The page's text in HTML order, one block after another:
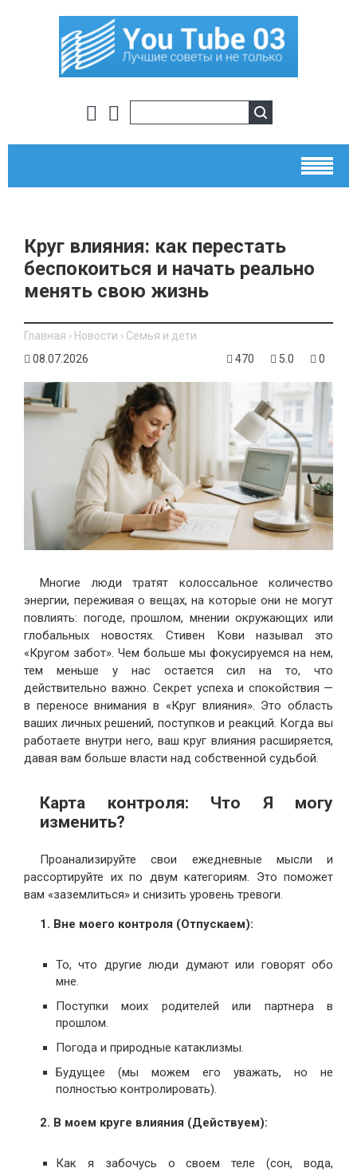
Круг влияния: как перестать
беспокоиться и начать реально
менять свою жизнь
Главная › Новости › Семья и дети
08.07.2026
470 5.0 0
Многие люди тратят колоссальное количество
энергии, переживая о вещах, на которые они не могут
повлиять: погоде, прошлом, мнении окружающих или
глобальных новостях. Стивен Кови называл это
«Кругом забот». Чем больше мы фокусируемся на нем,
тем меньше у нас остается сил на то, что
действительно важно. Секрет успеха и спокойствия —
в переносе внимания в «Круг влияния». Это область
ваших личных решений, поступков и реакций. Когда вы
работаете внутри него, ваш круг влияния расширяется,
давая вам больше власти над собственной судьбой.
Карта контроля: Что Я могу
изменить?
Проанализируйте свои ежедневные мысли и
рассортируйте их по двум категориям. Это поможет
вам «заземлиться» и снизить уровень тревоги.
1. Вне моего контроля (Отпускаем):
То, что другие люди думают или говорят обо
мне.
Поступки моих родителей или партнера в
прошлом.
Погода и природные катаклизмы.
Будущее (мы можем его уважать, но не
полностью контролировать).
2. В моем круге влияния (Действуем):
Как я забочусь о своем теле (сон, вода,